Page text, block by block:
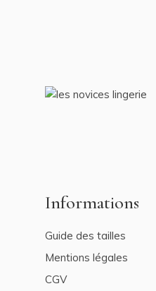
Informations
Guide des tailles
Mentions légales
CGV